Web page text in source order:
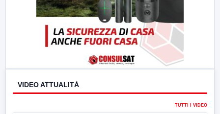
VIDEO ATTUALITÀ
TUTTI I VIDEO